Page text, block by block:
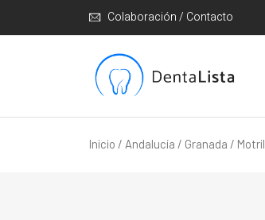
Colaboración / Contacto
Inicio / Andalucía / Granada / Motril